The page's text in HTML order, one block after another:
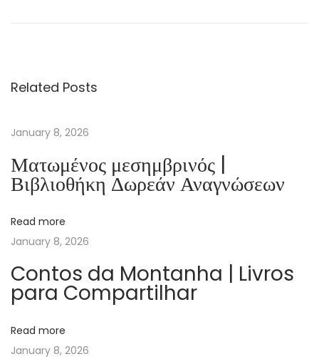
n
y
E
b
o
k
F
r
e
e
D
Related Posts
January 8, 2026
Ματωμένος μεσημβρινός |
Βιβλιοθήκη Δωρεάν Αναγνώσεων
Read more
January 8, 2026
Contos da Montanha | Livros
para Compartilhar
Read more
January 8, 2026